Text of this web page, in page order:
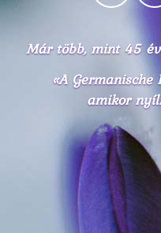
Már több, mint 45
«A
amikor